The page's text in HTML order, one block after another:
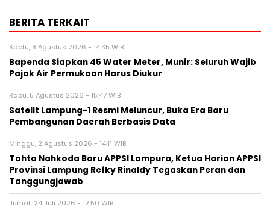
BERITA TERKAIT
Sabtu, 8 Agustus 2026 - 14:35 WIB
‎Bapenda Siapkan 45 Water Meter, Munir: Seluruh Wajib
Pajak Air Permukaan Harus Diukur
Rabu, 5 Agustus 2026 - 15:47 WIB
Satelit Lampung-1 Resmi Meluncur, Buka Era Baru
Pembangunan Daerah Berbasis Data
Minggu, 2 Agustus 2026 - 14:11 WIB
Tahta Nahkoda Baru APPSI Lampura, Ketua Harian APPSI
Provinsi Lampung Refky Rinaldy Tegaskan Peran dan
Tanggungjawab
Jumat, 24 Juli 2026 - 12:50 WIB